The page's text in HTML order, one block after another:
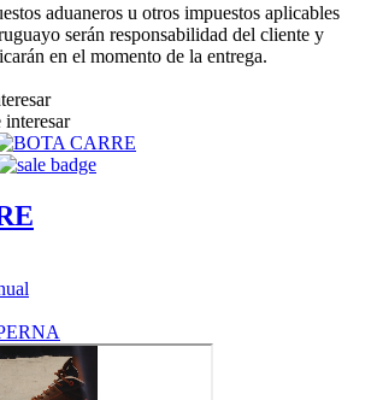
aduaneros u otros impuestos aplicables
serán responsabilidad del cliente y
en el momento de la entrega.